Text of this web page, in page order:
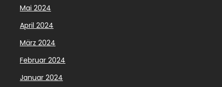
Mai 2024
April 2024
März 2024
Februar 2024
Januar 2024